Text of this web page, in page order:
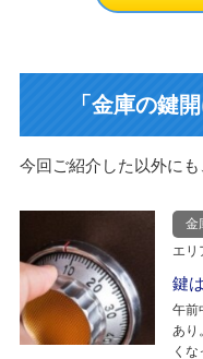
「金庫の鍵
今回ご紹介した以外に
金
エリ
鍵
午前
あり
く